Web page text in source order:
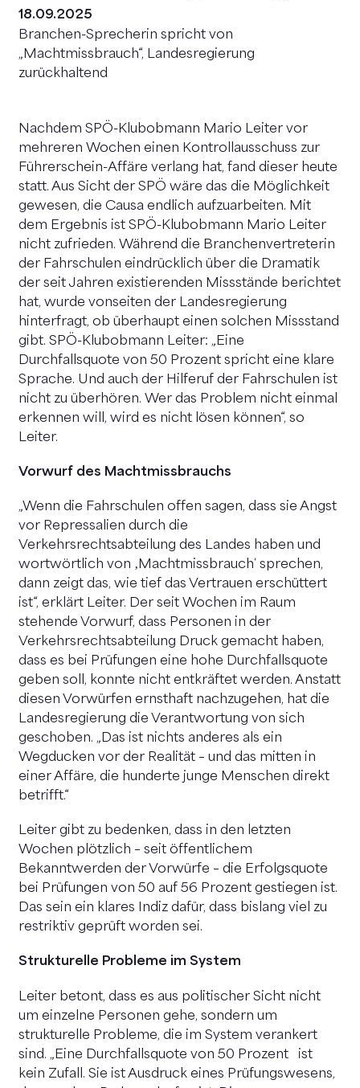
18.09.2025
Branchen-Sprecherin spricht von
„Machtmissbrauch“, Landesregierung
zurückhaltend
Nachdem SPÖ-Klubobmann Mario Leiter vor
mehreren Wochen einen Kontrollausschuss zur
Führerschein-Affäre verlang hat, fand dieser heute
statt. Aus Sicht der SPÖ wäre das die Möglichkeit
gewesen, die Causa endlich aufzuarbeiten. Mit
dem Ergebnis ist SPÖ-Klubobmann Mario Leiter
nicht zufrieden. Während die Branchenvertreterin
der Fahrschulen eindrücklich über die Dramatik
der seit Jahren existierenden Missstände berichtet
hat, wurde vonseiten der Landesregierung
hinterfragt, ob überhaupt einen solchen Missstand
gibt. SPÖ-Klubobmann Leiter: „Eine
Durchfallsquote von 50 Prozent spricht eine klare
Sprache. Und auch der Hilferuf der Fahrschulen ist
nicht zu überhören. Wer das Problem nicht einmal
erkennen will, wird es nicht lösen können“, so
Leiter.
Vorwurf des Machtmissbrauchs
„Wenn die Fahrschulen offen sagen, dass sie Angst
vor Repressalien durch die
Verkehrsrechtsabteilung des Landes haben und
wortwörtlich von ‚Machtmissbrauch‘ sprechen,
dann zeigt das, wie tief das Vertrauen erschüttert
ist“, erklärt Leiter. Der seit Wochen im Raum
stehende Vorwurf, dass Personen in der
Verkehrsrechtsabteilung Druck gemacht haben,
dass es bei Prüfungen eine hohe Durchfallsquote
geben soll, konnte nicht entkräftet werden. Anstatt
diesen Vorwürfen ernsthaft nachzugehen, hat die
Landesregierung die Verantwortung von sich
geschoben. „Das ist nichts anderes als ein
Wegducken vor der Realität – und das mitten in
einer Affäre, die hunderte junge Menschen direkt
betrifft.“
Leiter gibt zu bedenken, dass in den letzten
Wochen plötzlich – seit öffentlichem
Bekanntwerden der Vorwürfe – die Erfolgsquote
bei Prüfungen von 50 auf 56 Prozent gestiegen ist.
Das sein ein klares Indiz dafür, dass bislang viel zu
restriktiv geprüft worden sei.
Strukturelle Probleme im System
Leiter betont, dass es aus politischer Sicht nicht
um einzelne Personen gehe, sondern um
strukturelle Probleme, die im System verankert
sind. „Eine Durchfallsquote von 50 Prozent ist
kein Zufall. Sie ist Ausdruck eines Prüfungswesens,